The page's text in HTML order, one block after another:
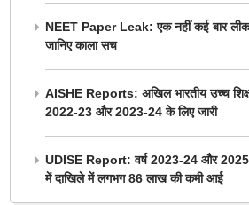
NEET Paper Leak: एक नहीं कई बार लीक
जानिए काला सच
AISHE Reports: अखिल भारतीय उच्च शिक्षा
2022-23 और 2023-24 के लिए जारी
UDISE Report: वर्ष 2023-24 और
में दाखिले में लगभग 86 लाख की कमी आई